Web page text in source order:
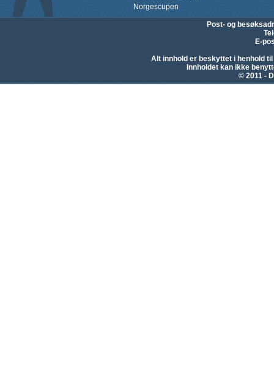
Norgescupen
Post- og
E-
Alt innhold er beskyttet i henhold
Innholdet kan ikke
© 2011 -